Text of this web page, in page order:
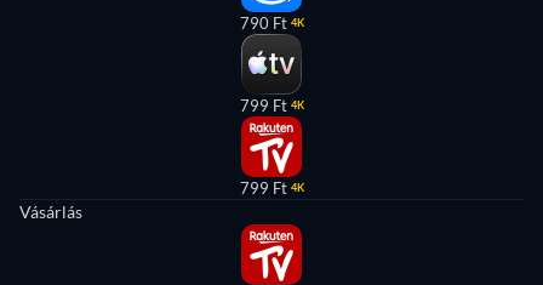
790 Ft 4K
799 Ft 4K
799 Ft 4K
Vásárlás